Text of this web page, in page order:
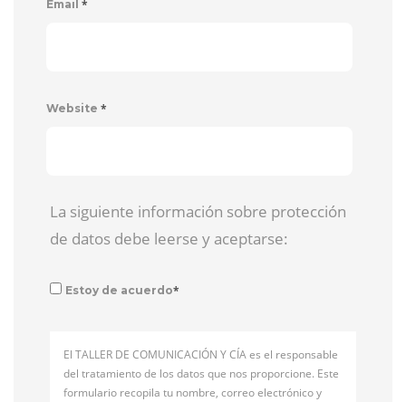
Email *
Website *
La siguiente información sobre protección
de datos debe leerse y aceptarse:
Estoy de acuerdo*
El TALLER DE COMUNICACIÓN Y CÍA es el responsable
del tratamiento de los datos que nos proporcione. Este
formulario recopila tu nombre, correo electrónico y